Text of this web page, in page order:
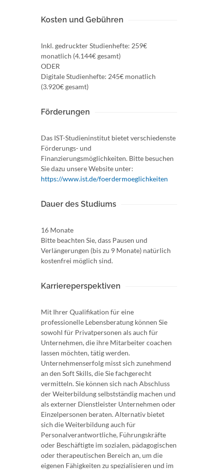
Kosten und Gebühren
Inkl. gedruckter Studienhefte: 259€
monatlich (4.144€ gesamt)
ODER
Digitale Studienhefte: 245€ monatlich
(3.920€ gesamt)
Förderungen
Das IST-Studieninstitut bietet verschiedenste
Förderungs- und
Finanzierungsmöglichkeiten. Bitte besuchen
Sie dazu unsere Website unter:
https://www.ist.de/foerdermoeglichkeiten
Dauer des Studiums
16 Monate
Bitte beachten Sie, dass Pausen und
Verlängerungen (bis zu 9 Monate) natürlich
kostenfrei möglich sind.
Karriereperspektiven
Mit Ihrer Qualifikation für eine
professionelle Lebensberatung können Sie
sowohl für Privatpersonen als auch für
Unternehmen, die ihre Mitarbeiter coachen
lassen möchten, tätig werden.
Unternehmenserfolg misst sich zunehmend
an den Soft Skills, die Sie fachgerecht
vermitteln. Sie können sich nach Abschluss
der Weiterbildung selbstständig machen und
als externer Dienstleister Unternehmen oder
Einzelpersonen beraten. Alternativ bietet
sich die Weiterbildung auch für
Personalverantwortliche, Führungskräfte
oder Beschäftigte im sozialen, pädagogischen
oder therapeutischen Bereich an, um die
eigenen Fähigkeiten zu spezialisieren und im